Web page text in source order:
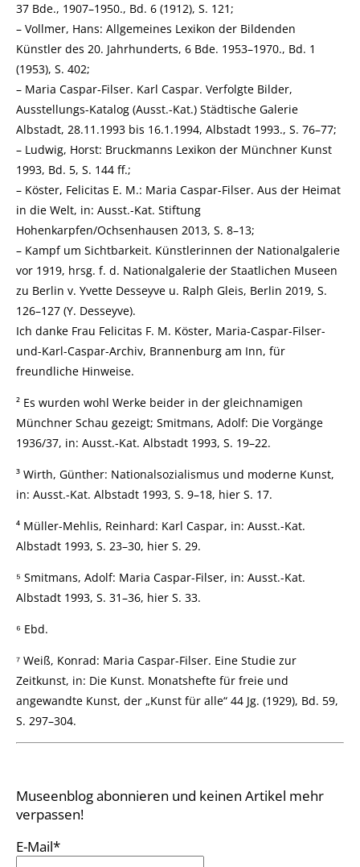
37 Bde., 1907–1950., Bd. 6 (1912), S. 121;
– Vollmer, Hans: Allgemeines Lexikon der Bildenden
Künstler des 20. Jahrhunderts, 6 Bde. 1953–1970., Bd. 1
(1953), S. 402;
– Maria Caspar-Filser. Karl Caspar. Verfolgte Bilder,
Ausstellungs-Katalog (Ausst.-Kat.) Städtische Galerie
Albstadt, 28.11.1993 bis 16.1.1994, Albstadt 1993., S. 76–77;
– Ludwig, Horst: Bruckmanns Lexikon der Münchner Kunst
1993, Bd. 5, S. 144 ff.;
– Köster, Felicitas E. M.: Maria Caspar-Filser. Aus der Heimat
in die Welt, in: Ausst.-Kat. Stiftung
Hohenkarpfen/Ochsenhausen 2013, S. 8–13;
– Kampf um Sichtbarkeit. Künstlerinnen der Nationalgalerie
vor 1919, hrsg. f. d. Nationalgalerie der Staatlichen Museen
zu Berlin v. Yvette Desseyve u. Ralph Gleis, Berlin 2019, S.
126–127 (Y. Desseyve).
Ich danke Frau Felicitas F. M. Köster, Maria-Caspar-Filser-
und-Karl-Caspar-Archiv, Brannenburg am Inn, für
freundliche Hinweise.
² Es wurden wohl Werke beider in der gleichnamigen
Münchner Schau gezeigt; Smitmans, Adolf: Die Vorgänge
1936/37, in: Ausst.-Kat. Albstadt 1993, S. 19–22.
³ Wirth, Günther: Nationalsozialismus und moderne Kunst,
in: Ausst.-Kat. Albstadt 1993, S. 9–18, hier S. 17.
⁴ Müller-Mehlis, Reinhard: Karl Caspar, in: Ausst.-Kat.
Albstadt 1993, S. 23–30, hier S. 29.
⁵ Smitmans, Adolf: Maria Caspar-Filser, in: Ausst.-Kat.
Albstadt 1993, S. 31–36, hier S. 33.
⁶ Ebd.
⁷ Weiß, Konrad: Maria Caspar-Filser. Eine Studie zur
Zeitkunst, in: Die Kunst. Monatshefte für freie und
angewandte Kunst, der „Kunst für alle“ 44 Jg. (1929), Bd. 59,
S. 297–304.
Museenblog abonnieren und keinen Artikel mehr
verpassen!
E-Mail*